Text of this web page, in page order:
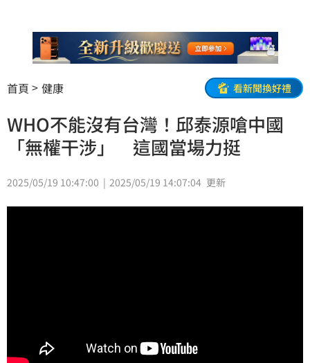
首頁 健康 看新聞換好禮
WHO不能沒有台灣！邱泰源嗆中國
「無權干涉」 這國當場力挺
2025/05/19 10:47:00 2025/05/19 14:07:04 更新